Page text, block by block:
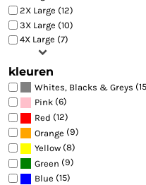
2X Large (12)
3X Large (10)
4X Large (7)
kleuren
Whites, Blacks & Greys
Pink (6)
Red (12)
Orange (9)
Yellow (8)
Green (9)
Blue (15)
TEAM SHIRTS
DTF TRANSFERS
DTF TRANSFERS
FLEECE TRUIEN
TRUIEN BEDRUKKEN
POLO
POLO
KLEDING
KLEDING
SWEATER GOOGLE
JASSEN
OVERHEMDEN EN
FLEECE
MORE...
CARNAVAL
HALLOWEEN
WINTER
ARTS AND CULTURE
ALLE T-SHIRTS
MORE...